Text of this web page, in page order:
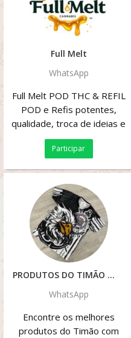
Full Melt
WhatsApp
Full Melt POD THC & REFIL
POD e Refis potentes,
qualidade, troca de ideias e
respeito. Só a brisa boa,
com...
Participar
PRODUTOS DO TIMÃO
WhatsApp
Encontre os melhores
produtos do Timão com